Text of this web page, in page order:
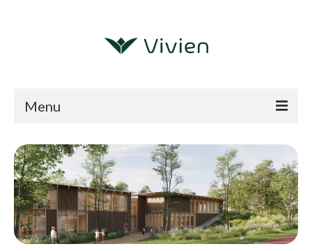
Menu
Nos expertises
Qui nous sommes ?
Références
Echanger